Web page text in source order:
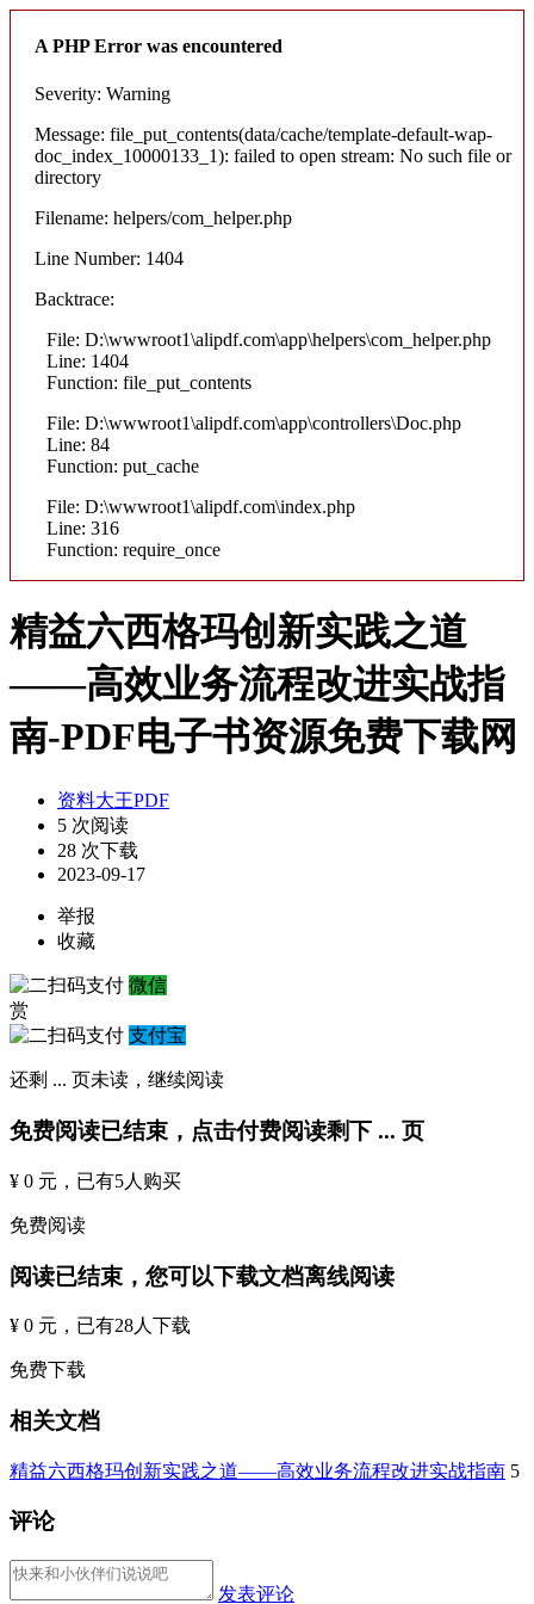
A PHP Error was encountered
Severity: Warning
Message: file_put_contents(data/cache/template-default-wap-
doc_index_10000133_1): failed to open stream: No such file or
directory
Filename: helpers/com_helper.php
Line Number: 1404
Backtrace:
File: D:\wwwroot1\alipdf.com\app\helpers\com_helper.php
Line: 1404
Function: file_put_contents
File: D:\wwwroot1\alipdf.com\app\controllers\Doc.php
Line: 84
Function: put_cache
File: D:\wwwroot1\alipdf.com\index.php
Line: 316
Function: require_once
精益六西格玛创新实践之道
——高效业务流程改进实战指
南-PDF电子书资源免费下载网
资料大王PDF
5 次阅读
28 次下载
2023-09-17
举报
收藏
微信
赏
支付宝
还剩 ... 页未读， 继续阅读
免费阅读已结束，点击付费阅读剩下 ... 页
¥ 0 元 ，已有5人购买
免费阅读
阅读已结束，您可以下载文档离线阅读
¥ 0 元 ，已有28人下载
免费下载
相关文档
精益六西格玛创新实践之道——高效业务流程改进实战指南 5
评论
发表评论